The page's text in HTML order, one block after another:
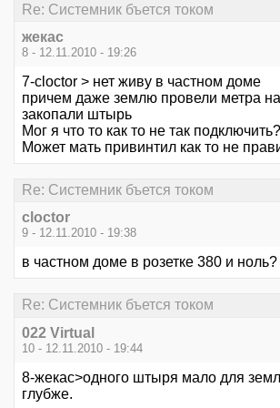
Re: Системник бъется током
жекас
8 - 12.11.2010 - 19:26
7-cloctor > нет живу в частном доме
причем даже землю провели метра
закопали штырь
Мог я что то как то не так подключить?
Может мать привинтил как то не
Re: Системник бъется током
cloctor
9 - 12.11.2010 - 19:38
в частном доме в розетке 380 и ноль?
Re: Системник бъется током
022 Virtual
10 - 12.11.2010 - 19:44
8-жекас>одного штыря мало для
глубже.